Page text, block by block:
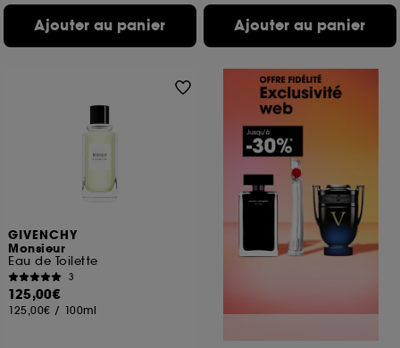
Ajouter au panier Ajouter au panier
GIVENCHY
Monsieur
Eau de Toilette
3
125,00€
125,00€ / 100ml